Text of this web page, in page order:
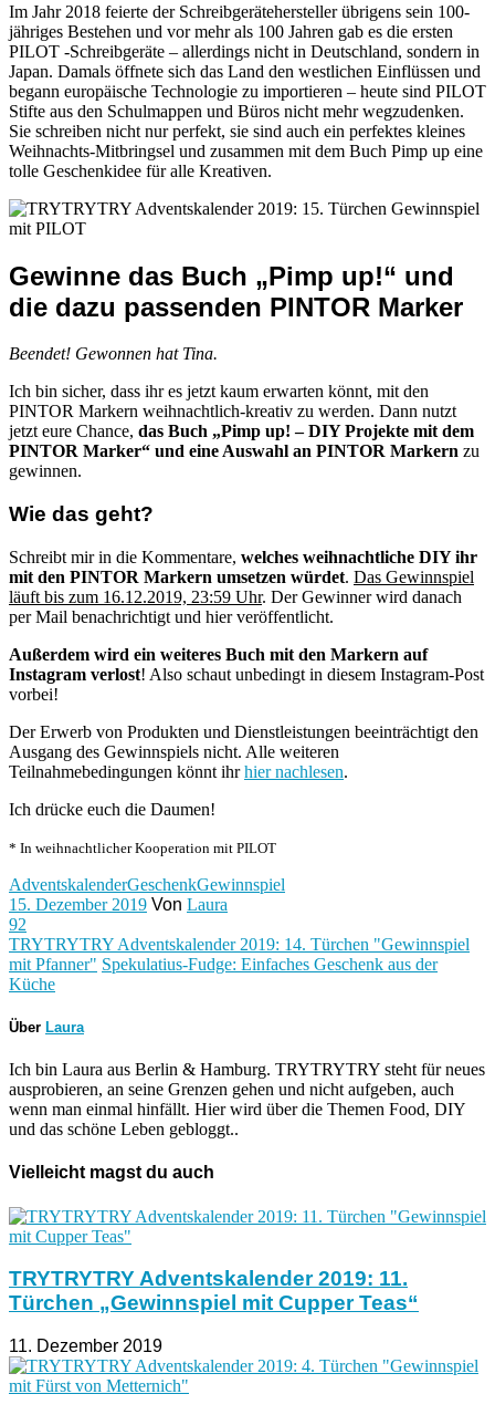
Im Jahr 2018 feierte der Schreibgerätehersteller übrigens sein 100-
jähriges Bestehen und vor mehr als 100 Jahren gab es die ersten
PILOT -Schreibgeräte – allerdings nicht in Deutschland, sondern in
Japan. Damals öffnete sich das Land den westlichen Einflüssen und
begann europäische Technologie zu importieren – heute sind PILOT
Stifte aus den Schulmappen und Büros nicht mehr wegzudenken.
Sie schreiben nicht nur perfekt, sie sind auch ein perfektes kleines
Weihnachts-Mitbringsel und zusammen mit dem Buch Pimp up eine
tolle Geschenkidee für alle Kreativen.
Gewinne das Buch „Pimp up!“ und
die dazu passenden PINTOR Marker
Beendet! Gewonnen hat Tina.
Ich bin sicher, dass ihr es jetzt kaum erwarten könnt, mit den
PINTOR Markern weihnachtlich-kreativ zu werden. Dann nutzt
jetzt eure Chance, das Buch „Pimp up! – DIY Projekte mit dem
PINTOR Marker“ und eine Auswahl an PINTOR Markern zu
gewinnen.
Wie das geht?
Schreibt mir in die Kommentare, welches weihnachtliche DIY ihr
mit den PINTOR Markern umsetzen würdet. Das Gewinnspiel
läuft bis zum 16.12.2019, 23:59 Uhr. Der Gewinner wird danach
per Mail benachrichtigt und hier veröffentlicht.
Außerdem wird ein weiteres Buch mit den Markern auf
Instagram verlost! Also schaut unbedingt in diesem Instagram-Post
vorbei!
Der Erwerb von Produkten und Dienstleistungen beeinträchtigt den
Ausgang des Gewinnspiels nicht. Alle weiteren
Teilnahmebedingungen könnt ihrhier nachlesen.
Ich drücke euch die Daumen!
* In weihnachtlicher Kooperation mit PILOT
AdventskalenderGeschenkGewinnspiel
15. Dezember 2019 Von Laura
92
TRYTRYTRY Adventskalender 2019: 14. Türchen "Gewinnspiel
mit Pfanner" Spekulatius-Fudge: Einfaches Geschenk aus der
Küche
Über Laura
Ich bin Laura aus Berlin & Hamburg. TRYTRYTRY steht für neues
ausprobieren, an seine Grenzen gehen und nicht aufgeben, auch
wenn man einmal hinfällt. Hier wird über die Themen Food, DIY
und das schöne Leben gebloggt..
Vielleicht magst du auch
TRYTRYTRY Adventskalender 2019: 11.
Türchen „Gewinnspiel mit Cupper Teas“
11. Dezember 2019